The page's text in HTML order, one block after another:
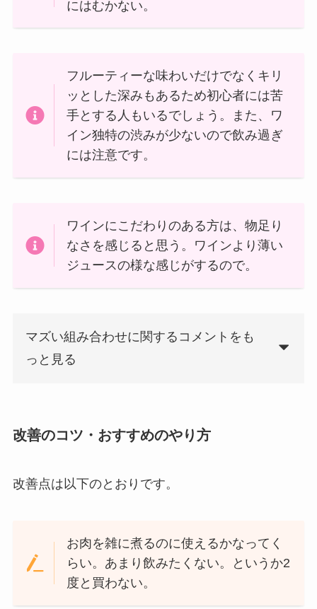
にはむかない。
フルーティーな味わいだけでなくキリ
ッとした深みもあるため初心者には苦
手とする人もいるでしょう。また、ワ
イン独特の渋みが少ないので飲み過ぎ
には注意です。
ワインにこだわりのある方は、物足り
なさを感じると思う。ワインより薄い
ジュースの様な感じがするので。
マズい組み合わせに関するコメントをも
っと見る
改善のコツ・おすすめのやり方
改善点は以下のとおりです。
お肉を雑に煮るのに使えるかなってく
らい。あまり飲みたくない。というか2
度と買わない。